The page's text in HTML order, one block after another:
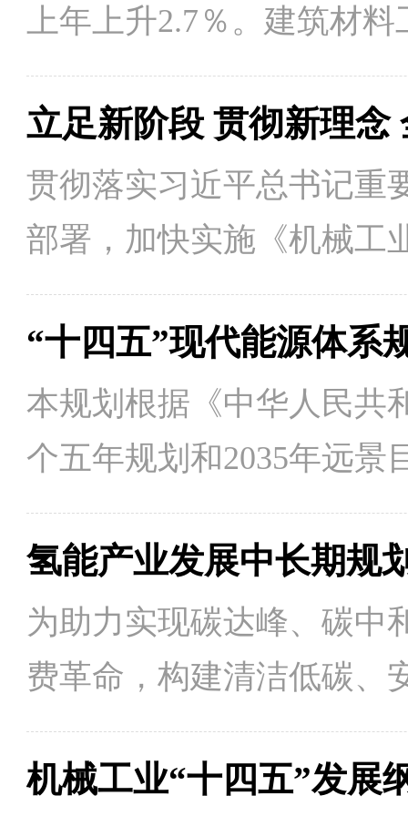
二〇三五年远景目标提出
上年上升2.7％。建筑材
放[4] 比上年上升0.2％，
筑材料工业的电力消耗可
当量。
贯彻落实习近平总书记重
部署，加快实施《机械工
业专题规划，全面推动机
业联合会在工信部大力指
全国机械工业高质量发展
“十四五”现代能源体系
本规划根据《中华人民共
个五年规划和2035年远景
能源发展方针、主要目标
快构建现代能源体系、推
行动纲领。
氢能产业发展中长期规
为助力实现碳达峰、碳中
费革命，构建清洁低碳、
产业高质量发展，根据《
发展第十四个五年规划和
机械工业“十四五”发展